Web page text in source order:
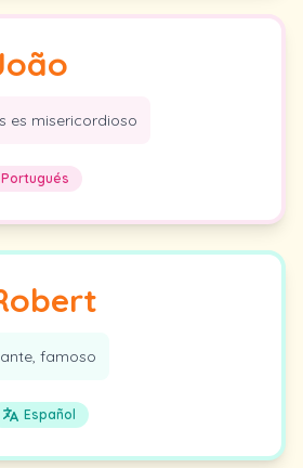
es misericordioso
Portugués
famoso
Español